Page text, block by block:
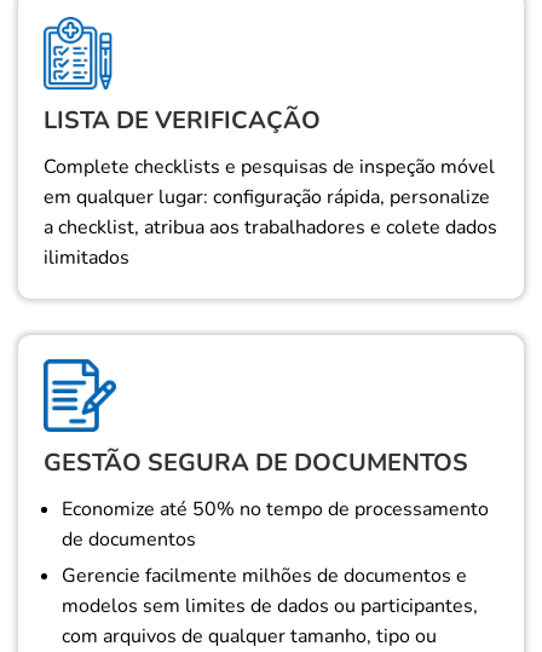
LISTA DE VERIFICAÇÃO
Complete checklists e pesquisas de inspeção móvel
em qualquer lugar: configuração rápida, personalize
a checklist, atribua aos trabalhadores e colete dados
ilimitados
GESTÃO SEGURA DE DOCUMENTOS
Economize até 50% no tempo de processamento
de documentos
Gerencie facilmente milhões de documentos e
modelos sem limites de dados ou participantes,
com arquivos de qualquer tamanho, tipo ou